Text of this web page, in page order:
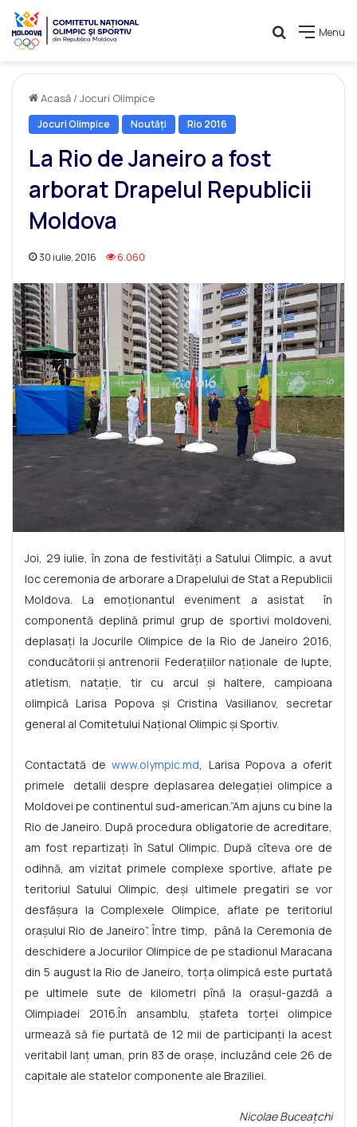
Menu
Caută
Acasă / Jocuri Olimpice
Jocuri Olimpice Noutăți Rio 2016
La Rio de Janeiro a fost
arborat Drapelul Republicii
Moldova
30 iulie, 2016 6.060
Joi, 29 iulie, în zona de festivități a Satului Olimpic, a avut
loc ceremonia de arborare a Drapelului de Stat a Republicii
Moldova. La emoționantul eveniment a asistat în
componentă deplină primul grup de sportivi moldoveni,
deplasați la Jocurile Olimpice de la Rio de Janeiro 2016,
conducătorii și antrenorii Federațiilor naționale de lupte,
atletism, natație, tir cu arcul și haltere, campioana
olimpică Larisa Popova și Cristina Vasilianov, secretar
general al Comitetului Național Olimpic și Sportiv.
Contactată dewww.olympic.md, Larisa Popova a oferit
primele detalii despre deplasarea delegației olimpice a
Moldovei pe continentul sud-american.”Am ajuns cu bine la
Rio de Janeiro. După procedura obligatorie de acreditare,
am fost repartizați în Satul Olimpic. După cîteva ore de
odihnă, am vizitat primele complexe sportive, aflate pe
teritoriul Satului Olimpic, deși ultimele pregatiri se vor
desfășura la Complexele Olimpice, aflate pe teritoriul
orașului Rio de Janeiro”. Între timp, până la Ceremonia de
deschidere a Jocurilor Olimpice de pe stadionul Maracana
din 5 august la Rio de Janeiro, torţa olimpică este purtată
pe ultimele sute de kilometri pînă la orașul-gazdă a
Olimpiadei 2016.În ansamblu, ștafeta torței olimpice
urmează să fie purtată de 12 mii de participanți la acest
veritabil lanț uman, prin 83 de orașe, incluzând cele 26 de
capitale ale statelor componente ale Braziliei.
Nicolae Buceațchi